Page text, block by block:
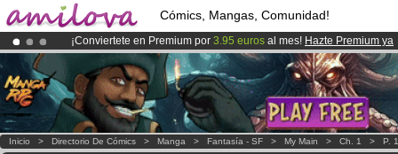
Cómics, Mangas, Comunidad!
¡Conviertete en Premium por 3.95 euros al mes! Hazte Premium ya
¡Ya tenemos 100000miembrosy 1000Cómics y Mangas!.
El Kickstarter Amilova está desormado lanzado!.
Inicio > Directorio De Cómics > Manga > Fantasía - SF > My Main > Ch. 1 > P. 1